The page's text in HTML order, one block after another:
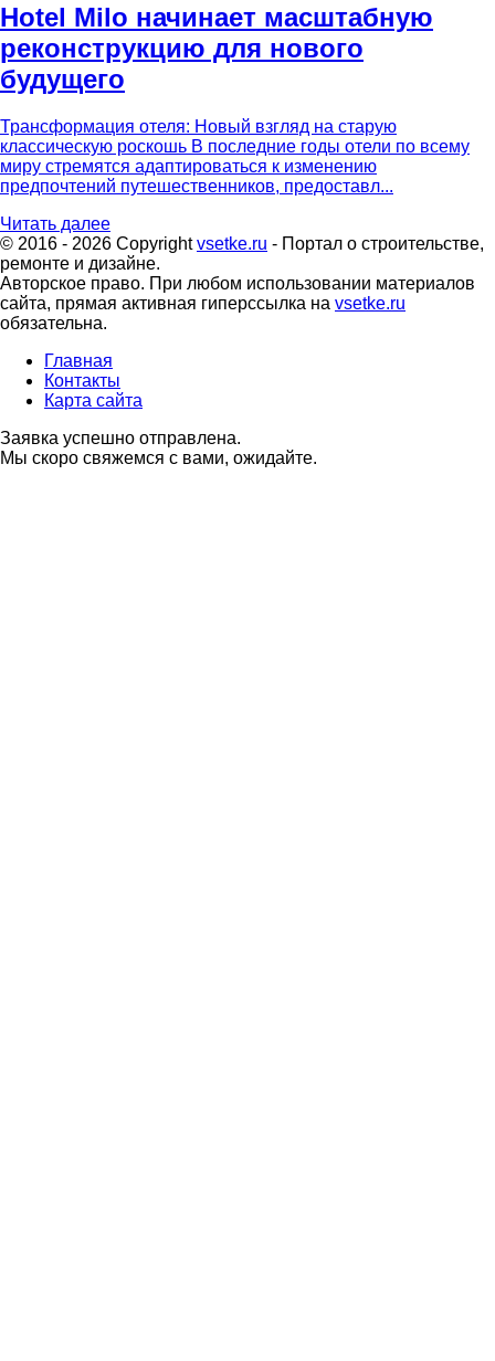
Hotel Milo начинает масштабную
реконструкцию для нового
будущего
Трансформация отеля: Новый взгляд на старую
классическую роскошь В последние годы отели по всему
миру стремятся адаптироваться к изменению
предпочтений путешественников, предоставл...
Читать далее
© 2016 - 2026 Copyrightvsetke.ru - Портал о строительстве,
ремонте и дизайне.
Авторское право. При любом использовании материалов
сайта, прямая активная гиперссылка на vsetke.ru
обязательна.
Главная
Контакты
Карта сайта
Заявка успешно отправлена.
Мы скоро свяжемся с вами, ожидайте.